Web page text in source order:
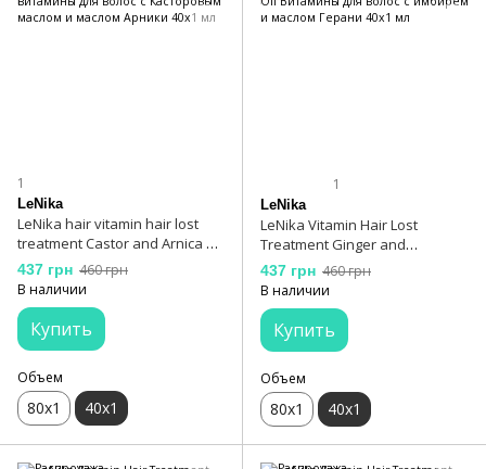
1
LeNika
LeNika hair vitamin hair lost
treatment Castor and Arnica oil
витамины для волос с
Касторовым маслом и маслом
437 грн 460 грн
В наличии
Купить
Объем
80x1 40x1
1
LeNika
LeNika Vitamin Hair Lost
Treatment Ginger and
Geranium Oil Витамины для
волос с имбирем и маслом
437 грн 460 грн
В наличии
Купить
Объем
80x1 40x1